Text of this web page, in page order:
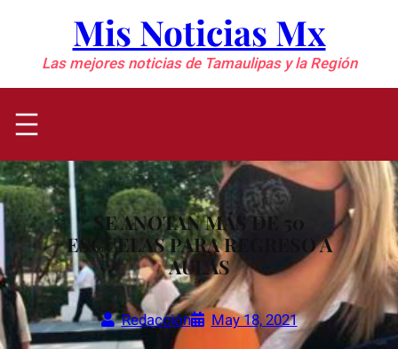
contenido
Mis Noticias Mx
Las mejores noticias de Tamaulipas y la Región
SE ANOTAN MÁS DE 50
ESCUELAS PARA REGRESO A
AULAS
Redacción May 18, 2021